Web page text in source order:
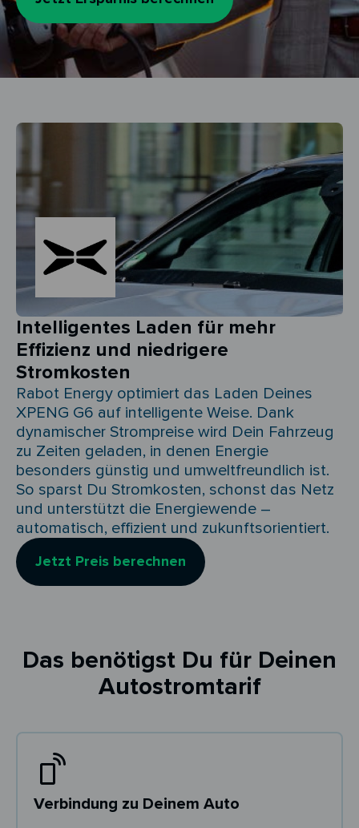
Intelligentes Laden für mehr
Effizienz und niedrigere
Stromkosten
Rabot Energy optimiert das Laden Deines
XPENG G6 auf intelligente Weise. Dank
dynamischer Strompreise wird Dein Fahrzeug
zu Zeiten geladen, in denen Energie
besonders günstig und umweltfreundlich ist.
So sparst Du Stromkosten, schonst das Netz
und unterstützt die Energiewende –
automatisch, effizient und zukunftsorientiert.
Jetzt Preis berechnen
Das benötigst Du für Deinen
Autostromtarif
Verbindung zu Deinem Auto